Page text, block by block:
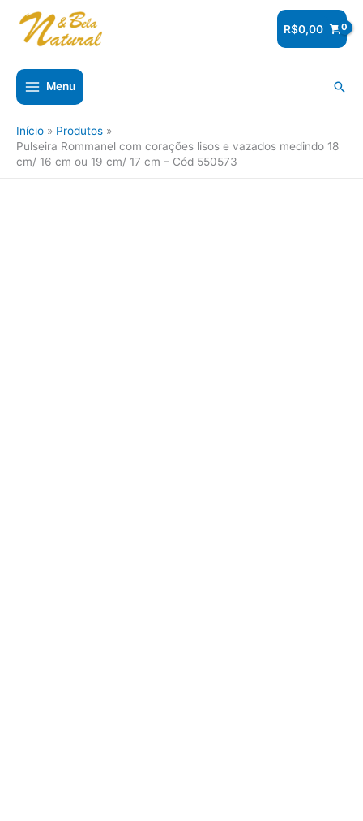
para
conteúdo
R$0,00
Menu
Início
Produtos
Pulseira Rommanel com corações lisos e vazados medindo 18
cm/ 16 cm ou 19 cm/ 17 cm – Cód 550573